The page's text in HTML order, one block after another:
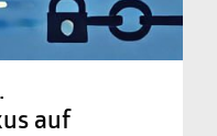
auf